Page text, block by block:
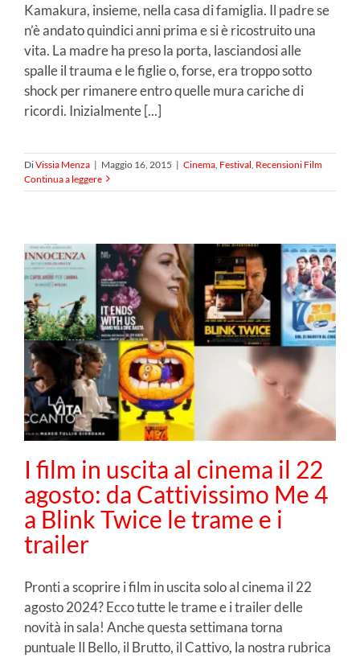
Kamakura, insieme, nella casa di famiglia. Il padre se
n’è andato quindici anni prima e si è ricostruito una
vita. La madre ha preso la porta, lasciandosi alle
spalle il trauma e le figlie o, forse, era troppo sotto
shock per rimanere entro quelle mura cariche di
ricordi. Inizialmente [...]
DiVissia Menza | Maggio 16, 2015 | Cinema Festival Recensioni Film
Continua a leggere
I film in uscita al cinema il 22
agosto: da Cattivissimo Me 4
a Blink Twice le trame e i
trailer
Pronti a scoprire i film in uscita solo al cinema il 22
agosto 2024? Ecco tutte le trame e i trailer delle
novità in sala! Anche questa settimana torna
puntuale Il Bello, il Brutto, il Cattivo, la nostra rubrica